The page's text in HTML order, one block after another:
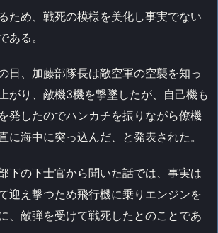
ため、戦死の模様を美化し事実でない
ある。
日、加藤部隊長は敵空軍の空襲を知っ
がり、敵機3機を撃墜したが、自己機も
発したのでハンカチを振りながら僚機
に海中に突っ込んだ、と発表された。
下の下士官から聞いた話では、事実は
迎え撃つため飛行機に乗りエンジンを
、敵弾を受けて戦死したとのことであ